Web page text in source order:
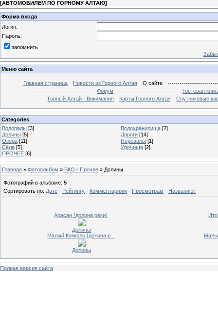
[АВТОМОБИЛЕМ ПО ГОРНОМУ АЛТАЮ]
Форма входа
Логин:
Пароль:
запомнить
Меню сайта
Главная страница Новости из Горного Алтая О сайте
------------------------------
Форум ------------------------------
Гостевая
Горный Алтай - Викимапия
Карты Горного Алтая Спутниковые
Categories
Водопады [3] Водохранилища [2]
Долины [5] Дороги [14]
Озёра [11] Перевалы [1]
Сёла [5] Урочища [2]
ПРОЧЕЕ [6]
Главная » Фотоальбом » ВКО - Прочее » Долины
Фотографий в альбоме: 5
Сортировать по: Дате · Рейтингу · Комментариям · Просмотрам · Названию
Арасан (долина реки)
Долины
Малый Кокколь (долина р...
Долины
Полная версия сайта